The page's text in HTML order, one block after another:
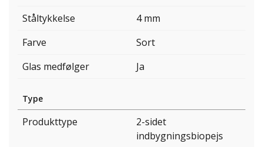
Ståltykkelse
4 mm
Farve
Sort
Glas medfølger
Ja
Type
Produkttype
2-sidet
indbygningsbiopejs